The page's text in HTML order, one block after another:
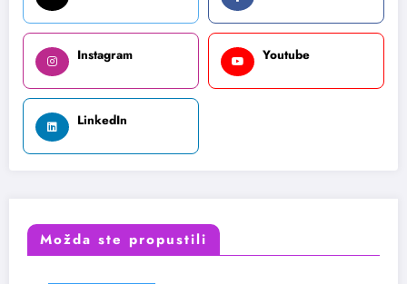
Instagram Youtube
LinkedIn
Možda ste propustili